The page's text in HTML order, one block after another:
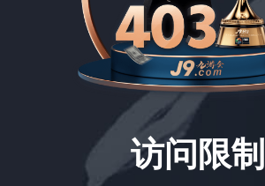
访问限制